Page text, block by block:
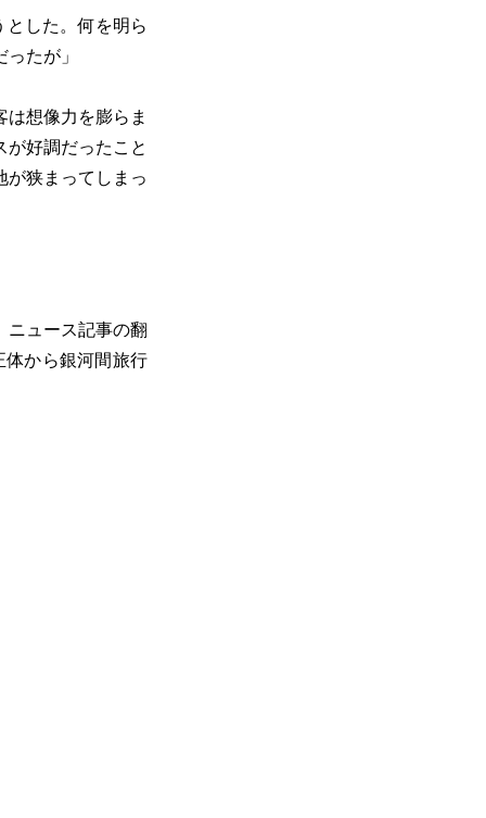
した。何を明ら
たが」
想像力を膨らま
好調だったこと
が狭まってしまっ
ニュース記事の翻
から銀河間旅行